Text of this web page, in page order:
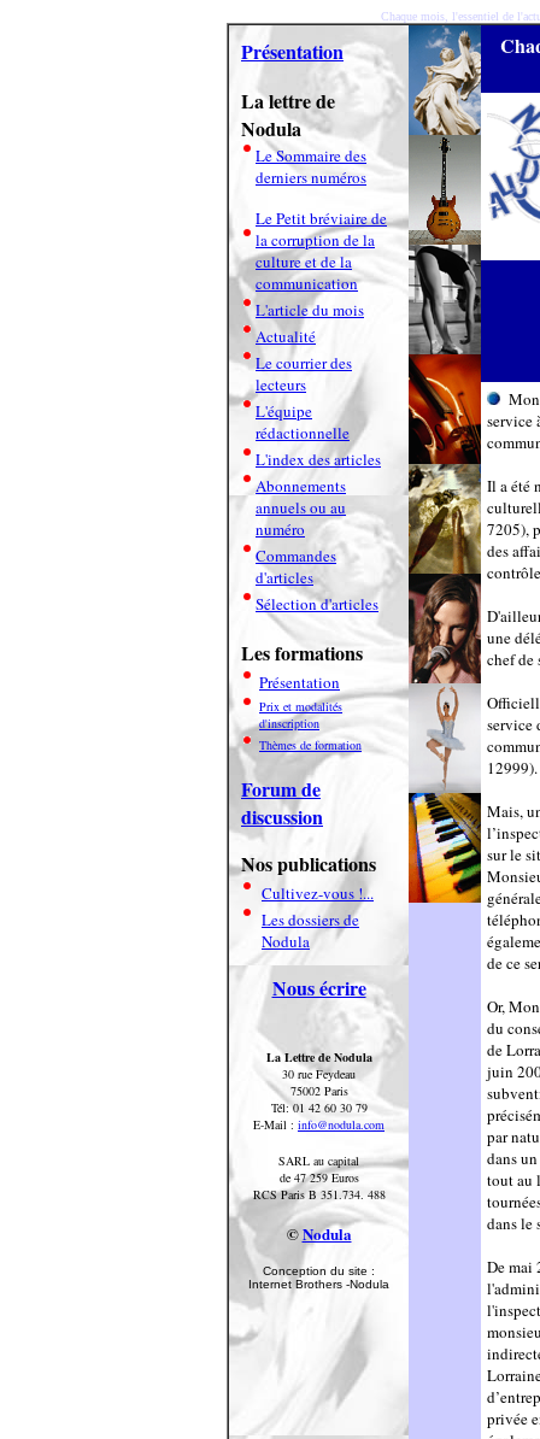
Chaque mois, l'essentiel de
Présentation
La lettre de
Nodula
Le Sommaire des
derniers numéros
Le Petit bréviaire de
la corruption de la
culture et de la
communication
L'article du mois
Actualité
Le courrier des
lecteurs
L'équipe
rédactionnelle
L'index des articles
Abonnements
annuels ou au
numéro
Commandes
d'articles
Sélection d'articles
Les formations
Présentation
Prix et modalités
d'inscription
Thèmes de formation
Forum de
discussion
Nos publications
Cultivez-vous !...
Les dossiers de
Nodula
Nous écrire
La Lettre de Nodula
30 rue Feydeau
75002 Paris
Tél: 01 42 60 30 79
E-Mail : info@nodula.com
SARL au capital
de 47 259 Euros
RCS Paris B 351.734. 488
©Nodula
Conception du site :
Internet Brothers -Nodula
service
Il a été
7205),
des
une
chef de
service
12999).
Mais,
sur le
de ce
Or,
du
de
juin
par
dans
tout au
dans le
De mai
privée